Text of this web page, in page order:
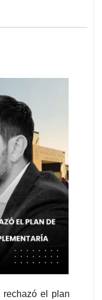
rechazó el plan